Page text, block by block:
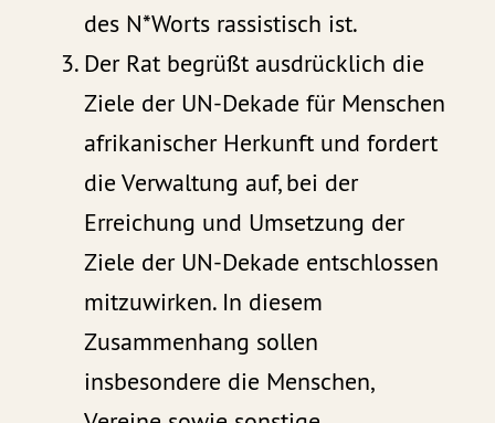
des N*Worts rassistisch ist.
Der Rat begrüßt ausdrücklich die
Ziele der UN-Dekade für Menschen
afrikanischer Herkunft und fordert
die Verwaltung auf, bei der
Erreichung und Umsetzung der
Ziele der UN-Dekade entschlossen
mitzuwirken. In diesem
Zusammenhang sollen
insbesondere die Menschen,